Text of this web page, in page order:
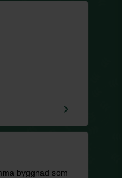
keyboard_arrow_right
byggnad som